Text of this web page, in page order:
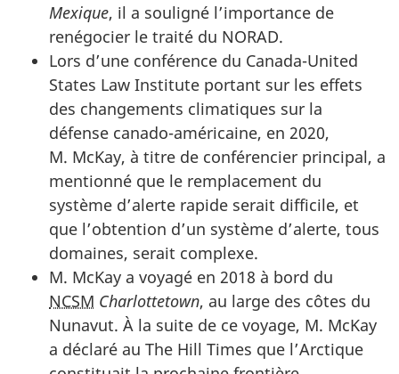
Mexique, il a souligné l’importance de
renégocier le traité du NORAD.
Lors d’une conférence du Canada-United
States Law Institute portant sur les effets
des changements climatiques sur la
défense canado-américaine, en 2020,
M. McKay, à titre de conférencier principal, a
mentionné que le remplacement du
système d’alerte rapide serait difficile, et
que l’obtention d’un système d’alerte, tous
domaines, serait complexe.
M. McKay a voyagé en 2018 à bord du
NCSM Charlottetown, au large des côtes du
Nunavut. À la suite de ce voyage, M. McKay
a déclaré au The Hill Times que l’Arctique